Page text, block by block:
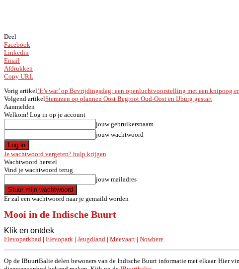
Deel
Facebook
Linkedin
Email
Afdrukken
Copy URL
Vorig artikel‘It’s war’ op Bevrijdingsdag: een openluchtvoorstelling met een knipoog
Volgend artikelStemmen op plannen Oost Begroot Oud-Oost en IJburg gestart
Aanmelden
Welkom! Log in op je account
jouw gebruikersnaam
jouw wachtwoord
Je wachtwoord vergeten? hulp krijgen
Wachtwoord herstel
Vind je wachtwoord terug
jouw mailadres
Er zal een wachtwoord naar je gemaild worden
Mooi in de Indische Buurt
Klik en ontdek
Flevoparkbad | Flevopark | Jeugdland | Meevaart | Nowhere
Op de IBuurtBalie delen bewoners van de Indische Buurt informatie met elkaar. Hier